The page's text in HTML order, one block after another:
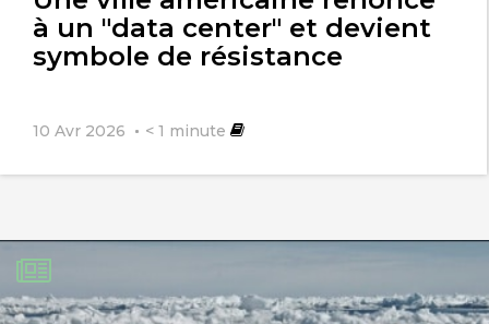
à un "data center" et devient
symbole de résistance
10 Avr 2026 < 1 minute